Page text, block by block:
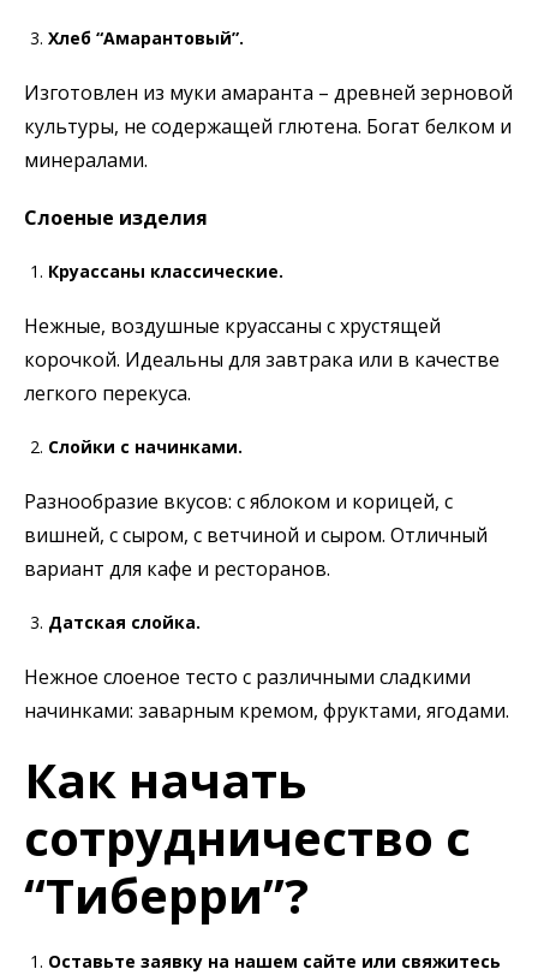
Хлеб “Амарантовый”.
Изготовлен из муки амаранта – древней зерновой
культуры, не содержащей глютена. Богат белком и
минералами.
Слоеные изделия
Круассаны классические.
Нежные, воздушные круассаны с хрустящей
корочкой. Идеальны для завтрака или в качестве
легкого перекуса.
Слойки с начинками.
Разнообразие вкусов: с яблоком и корицей, с
вишней, с сыром, с ветчиной и сыром. Отличный
вариант для кафе и ресторанов.
Датская слойка.
Нежное слоеное тесто с различными сладкими
начинками: заварным кремом, фруктами, ягодами.
Как начать
сотрудничество с
“Тиберри”?
Оставьте заявку на нашем сайте или свяжитесь